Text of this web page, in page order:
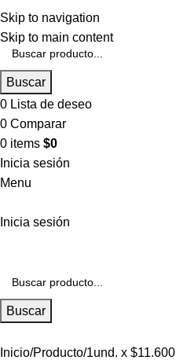
Skip to navigation
Skip to main content
Buscar
0 Lista de deseo
0 Comparar
0 items $0
Inicia sesión
Menu
Inicia sesión
Buscar
Inicio Producto 1und. x